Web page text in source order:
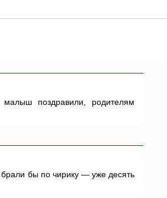
поздравили, родителям
бы по чирику — уже десять